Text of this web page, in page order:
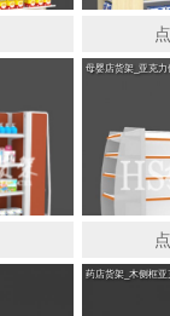
母婴店货架_亚克
药店货架_木侧框